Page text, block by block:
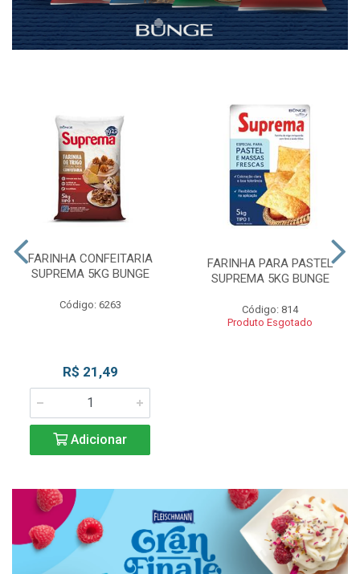
FARINHA CONFEITARIA
SUPREMA 5KG BUNGE
Código: 6263
R$ 21,49
Adicionar
FARINHA PARA PASTEL
SUPREMA 5KG BUNGE
Código: 814
Produto Esgotado